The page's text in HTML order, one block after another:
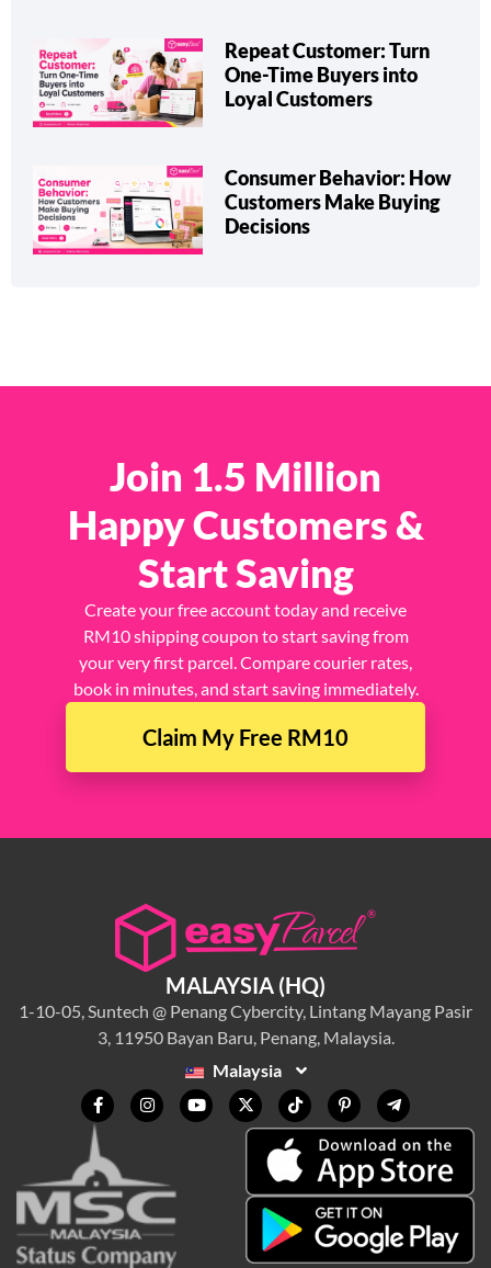
Repeat Customer: Turn
One-Time Buyers into
Loyal Customers
Consumer Behavior: How
Customers Make Buying
Decisions
Join 1.5 Million
Happy Customers &
Start Saving
Create your free account today and receive
RM10 shipping coupon to start saving from
your very first parcel. Compare courier rates,
book in minutes, and start saving immediately.
Claim My Free RM10
MALAYSIA (HQ)
1-10-05, Suntech @ Penang Cybercity, Lintang Mayang Pasir
3, 11950 Bayan Baru, Penang, Malaysia.
Malaysia